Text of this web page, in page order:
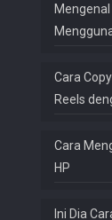
Cara
Reels
Cara
HP
Ini Dia